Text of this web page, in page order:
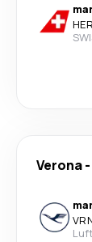
HER
Verona-